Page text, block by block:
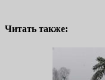
Читать также: